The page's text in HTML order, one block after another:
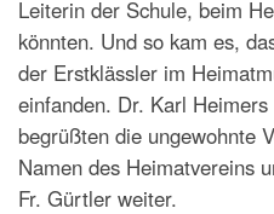
Leiterin der Schule, beim
könnten. Und so kam es,
der Erstklässler im
einfanden. Dr. Karl
begrüßten die ungewohnte
Namen des Heimatvereins
Fr. Gürtler weiter.